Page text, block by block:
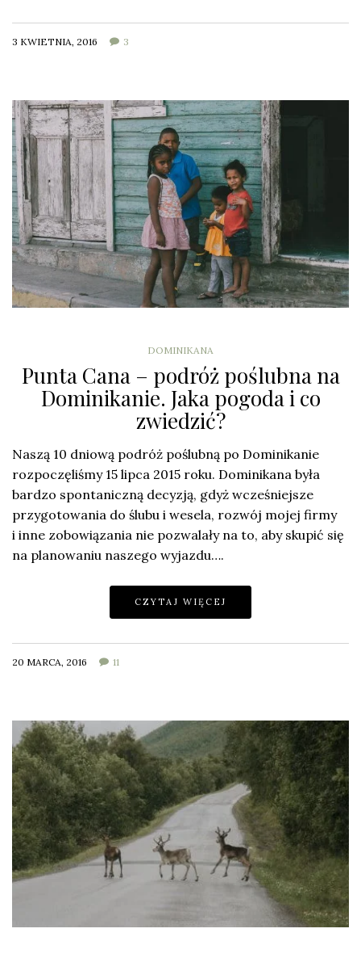
3 KWIETNIA, 2016 3
DOMINIKANA
Punta Cana – podróż poślubna na
Dominikanie. Jaka pogoda i co
zwiedzić?
Naszą 10 dniową podróż poślubną po Dominikanie
rozpoczęliśmy 15 lipca 2015 roku. Dominikana była
bardzo spontaniczną decyzją, gdyż wcześniejsze
przygotowania do ślubu i wesela, rozwój mojej firmy
i inne zobowiązania nie pozwalały na to, aby skupić się
na planowaniu naszego wyjazdu….
CZYTAJ WIĘCEJ
20 MARCA, 2016 11